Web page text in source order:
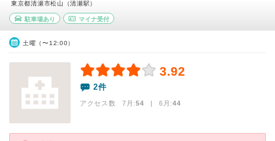
東京都清瀬市松山（清瀬駅）
駐車場あり マイナ受付
土曜（〜12:00）
3.92
2件
アクセス数 7月:54 | 6月:44